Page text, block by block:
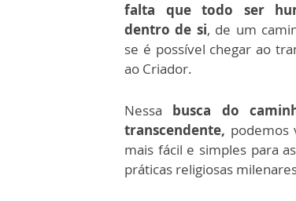
falta que todo ser
dentro de si, de um
se é possível chegar ao
ao Criador.
Nessa busca do
transcendente, podemos
mais fácil e simples para
práticas religiosas